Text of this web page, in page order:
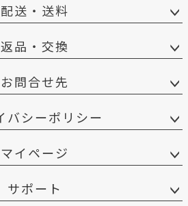
配送・送料
返品・交換
お問合せ先
バシーポリシー
マイページ
サポート